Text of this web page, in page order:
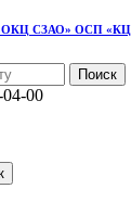
СЗАО» ОСП «КЦ
00